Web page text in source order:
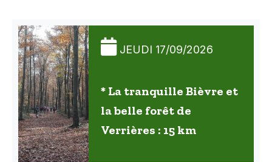
JEUDI 17/09/2026
* La tranquille Bièvre et
la belle forêt de
Verrières : 15 km